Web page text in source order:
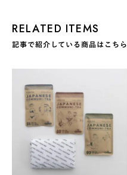
RELATED ITEMS
記事で紹介している商品はこちら